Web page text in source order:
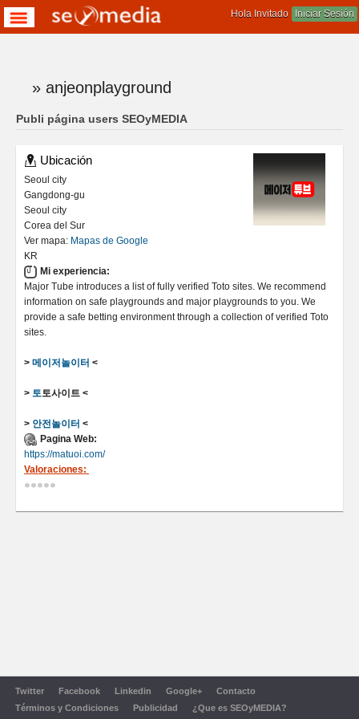
Iniciar Sesión
Hola Invitado
Te encuentras aqui
» anjeonplayground
Publi página users SEOyMEDIA
Ubicación
Seoul city
Gangdong-gu
Seoul city
Corea del Sur
Ver mapa: Mapas de Google
KR
Mi experiencia:
Major Tube introduces a list of fully verified Toto sites. We recommend
information on safe playgrounds and major playgrounds to you. We
provide a safe betting environment through a collection of verified Toto
sites.
> 메이저놀이터 <
> 토토사이트 <
> 안전놀이터 <
Pagina Web:
https://matuoi.com/
Valoraciones:
Twitter Facebook Linkedin Google+
Contacto
Términos y Condiciones
Publicidad ¿Que es SEOyMEDIA?